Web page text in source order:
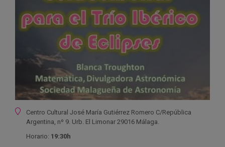
Ubicación
Centro Cultural José María Gutiérrez Romero C/República
Argentina, nº 9. Urb. El Limonar 29016 Málaga.
Horario: 19:30h